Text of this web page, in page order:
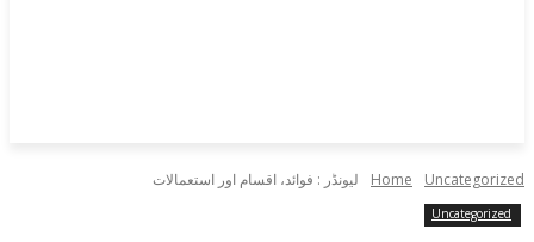
Home Uncategorized لیونڈر : فوائد، اقسام اور استعمالات
Uncategorized